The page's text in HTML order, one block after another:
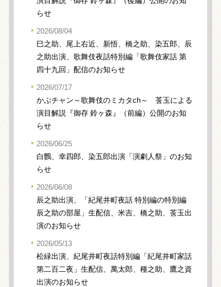
らせ
2026/08/04
巳之助、尾上右近、新悟、橋之助、染五郎、辰
之助出演、歌舞伎夜話特別編「歌舞伎家話 第
四十九回」配信のお知らせ
2026/07/17
かぶチャン～歌舞伎のミカタch～ 莟玉による
演目解説『御存 鈴ヶ森』（前編）公開のお知
らせ
2026/06/25
白鸚、幸四郎、染五郎出演「演劇人祭」のお知
らせ
2026/06/08
辰之助出演、「紀尾井町夜話 特別編の特別編
辰之助の部屋」生配信、米吉、橋之助、莟玉出
演のお知らせ
2026/05/13
松緑出演、紀尾井町夜話特別編「紀尾井町家話
第二百二夜」生配信、萬太郎、種之助、鷹之資
出演のお知らせ